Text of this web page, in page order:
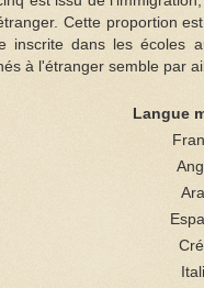
Cette proportion
inscrite dans les écoles
à l'étranger semble par
Langue